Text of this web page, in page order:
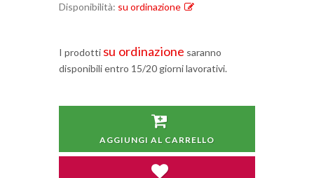
Disponibilità: su ordinazione
I prodotti su ordinazione saranno
disponibili entro 15/20 giorni lavorativi.
AGGIUNGI AL CARRELLO